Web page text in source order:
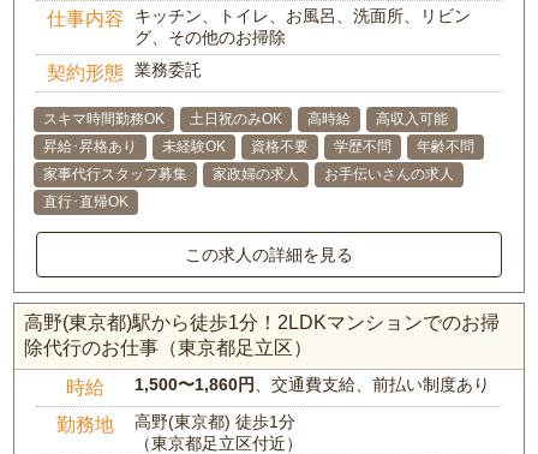
仕事内容
キッチン、トイレ、お風呂、洗面所、リビン
グ、その他のお掃除
契約形態 業務委託
スキマ時間勤務OK 土日祝のみOK 高時給
高収入可能
昇給･昇格あり
未経験OK 資格不要 学歴不問
年齢不問
家事代行スタッフ募集
家政婦の求人
お手伝いさんの求人
直行･直帰OK
この求人の詳細を見る
高野(東京都)駅から徒歩1分！2LDKマンションでのお掃
除代行のお仕事（東京都足立区）
時給 1,500〜1,860円 、交通費支給、前払い制度あり
勤務地
高野(東京都) 徒歩1分
（東京都足立区付近）